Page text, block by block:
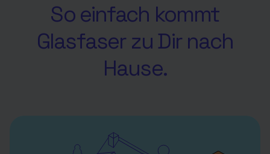
So einfach kommt
Glasfaser zu Dir nach
Hause.